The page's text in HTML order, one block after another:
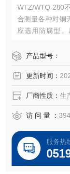
WTZ/WTQ-280
合测量各种对铜
应选用防腐型。
型采用全不锈钢
产品型号：
更新时间：
厂商性质： 生
访 问 量 ：
服务热